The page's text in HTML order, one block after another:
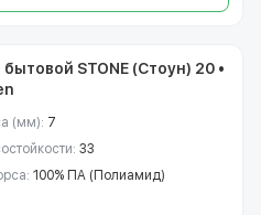
STONE (Стоун) 20 •
(мм): 7
33
100% ПА (Полиамид)